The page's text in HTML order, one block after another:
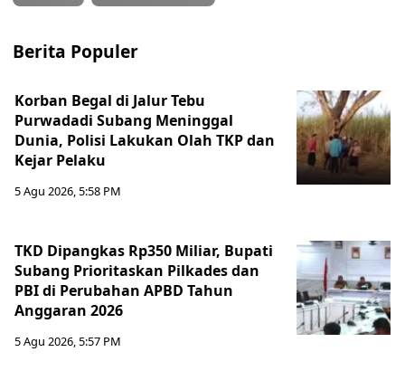
Berita Populer
Korban Begal di Jalur Tebu
Purwadadi Subang Meninggal
Dunia, Polisi Lakukan Olah TKP dan
Kejar Pelaku
5 Agu 2026, 5:58 PM
TKD Dipangkas Rp350 Miliar, Bupati
Subang Prioritaskan Pilkades dan
PBI di Perubahan APBD Tahun
Anggaran 2026
5 Agu 2026, 5:57 PM